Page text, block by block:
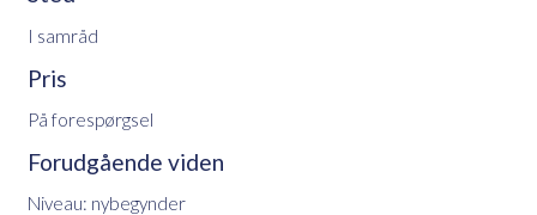
I samråd
Pris
På forespørgsel
Forudgående viden
Niveau: nybegynder